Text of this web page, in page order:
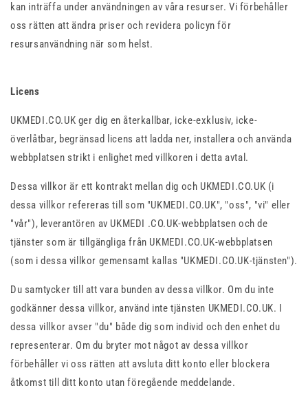
kan inträffa under användningen av våra resurser. Vi förbehåller
oss rätten att ändra priser och revidera policyn för
resursanvändning när som helst.
Licens
UKMEDI.CO.UK ger dig en återkallbar, icke-exklusiv, icke-
överlåtbar, begränsad licens att ladda ner, installera och använda
webbplatsen strikt i enlighet med villkoren i detta avtal.
Dessa villkor är ett kontrakt mellan dig och UKMEDI.CO.UK (i
dessa villkor refereras till som "UKMEDI.CO.UK", "oss", "vi" eller
"vår"), leverantören av UKMEDI .CO.UK-webbplatsen och de
tjänster som är tillgängliga från UKMEDI.CO.UK-webbplatsen
(som i dessa villkor gemensamt kallas "UKMEDI.CO.UK-tjänsten").
Du samtycker till att vara bunden av dessa villkor. Om du inte
godkänner dessa villkor, använd inte tjänsten UKMEDI.CO.UK. I
dessa villkor avser "du" både dig som individ och den enhet du
representerar. Om du bryter mot något av dessa villkor
förbehåller vi oss rätten att avsluta ditt konto eller blockera
åtkomst till ditt konto utan föregående meddelande.